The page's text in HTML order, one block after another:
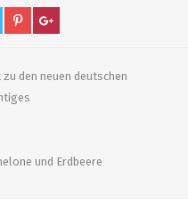
den neuen deutschen
und Erdbeere